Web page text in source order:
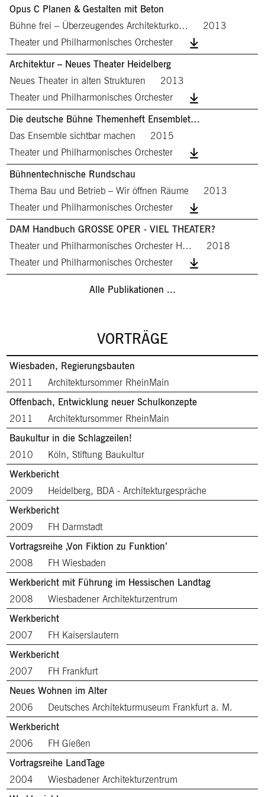
Opus C Planen & Gestalten mit Beton
Bühne frei – Überzeugendes Architekturko…
2013
Theater und Philharmonisches Orchester
Architektur – Neues Theater Heidelberg
Neues Theater in alten Strukturen
2013
Theater und Philharmonisches Orchester
Die deutsche Bühne Themenheft Ensemblet…
Das Ensemble sichtbar machen
2015
Theater und Philharmonisches Orchester
Bühnentechnische Rundschau
Thema Bau und Betrieb – Wir öffnen Räume
2013
Theater und Philharmonisches Orchester
DAM Handbuch GROSSE OPER - VIEL THEATER?
Theater und Philharmonisches Orchester H…
2018
Theater und Philharmonisches Orchester
Alle Publikationen ...
VORTRÄGE
Wiesbaden, Regierungsbauten
2011
Architektursommer RheinMain
Offenbach, Entwicklung neuer Schulkonzepte
2011
Architektursommer RheinMain
Baukultur in die Schlagzeilen!
2010
Köln, Stiftung Baukultur
Werkbericht
2009
Heidelberg, BDA - Architekturgespräche
Werkbericht
2009
FH Darmstadt
Vortragsreihe ‚Von Fiktion zu Funktion’
2008
FH Wiesbaden
Werkbericht mit Führung im Hessischen Landtag
2008
Wiesbadener Architekturzentrum
Werkbericht
2007
FH Kaiserslautern
Werkbericht
2007
FH Frankfurt
Neues Wohnen im Alter
2006
Deutsches Architekturmuseum Frankfurt a. M.
Werkbericht
2006
FH Gießen
Vortragsreihe LandTage
2004
Wiesbadener Architekturzentrum